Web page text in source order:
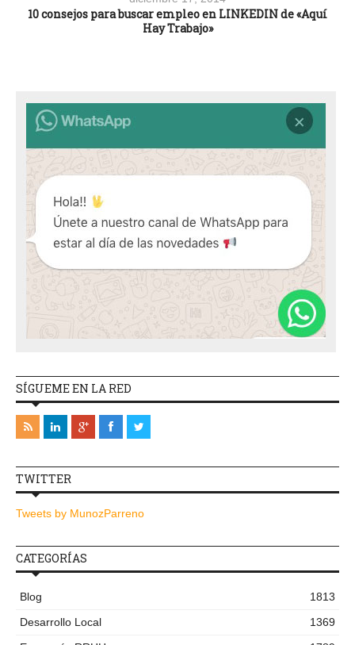
10 consejos para buscar empleo en LINKEDIN de «Aquí
Hay Trabajo»
SÍGUEME EN LA RED
TWITTER
Tweets by MunozParreno
CATEGORÍAS
Blog
1813
Desarrollo Local
1369